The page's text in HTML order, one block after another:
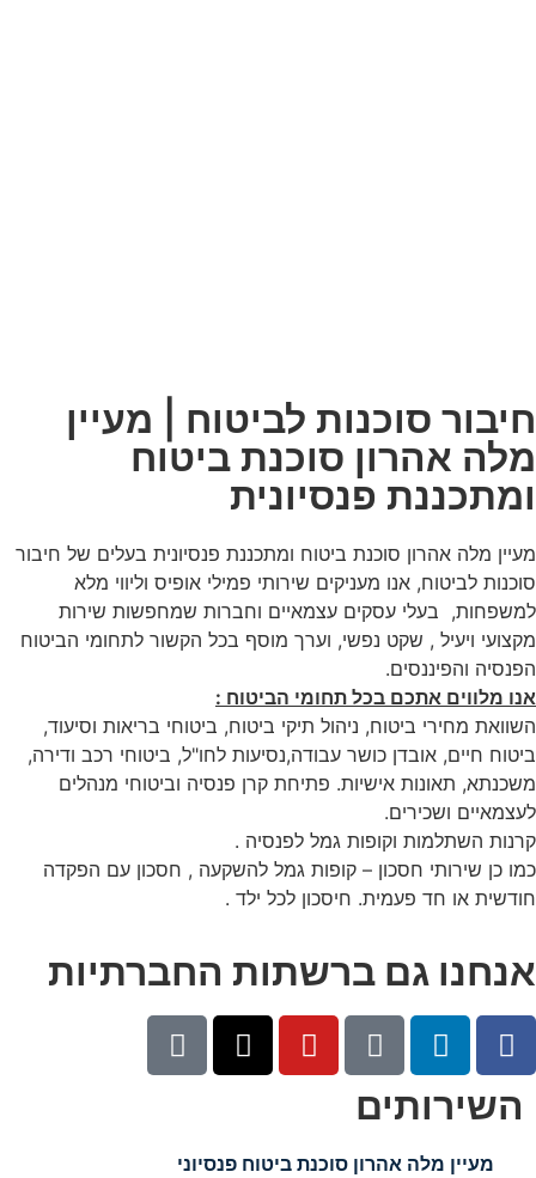
חיבור סוכנות לביטוח | מעיין
מלה אהרון סוכנת ביטוח
ומתכננת פנסיונית
מעיין מלה אהרון סוכנת ביטוח ומתכננת פנסיונית בעלים של חיבור
סוכנות לביטוח, אנו מעניקים שירותי פמילי אופיס וליווי מלא
למשפחות, בעלי עסקים עצמאיים וחברות שמחפשות שירות
מקצועי ויעיל , שקט נפשי, וערך מוסף בכל הקשור לתחומי הביטוח
הפנסיה והפיננסים.
אנו מלווים אתכם בכל תחומי הביטוח :
השוואת מחירי ביטוח, ניהול תיקי ביטוח, ביטוחי בריאות וסיעוד,
ביטוח חיים, אובדן כושר עבודה,נסיעות לחו"ל, ביטוחי רכב ודירה,
משכנתא, תאונות אישיות. פתיחת קרן פנסיה וביטוחי מנהלים
לעצמאיים ושכירים.
קרנות השתלמות וקופות גמל לפנסיה .
כמו כן שירותי חסכון – קופות גמל להשקעה , חסכון עם הפקדה
חודשית או חד פעמית. חיסכון לכל ילד .
אנחנו גם ברשתות החברתיות
השירותים
מעיין מלה אהרון סוכנת ביטוח פנסיוני